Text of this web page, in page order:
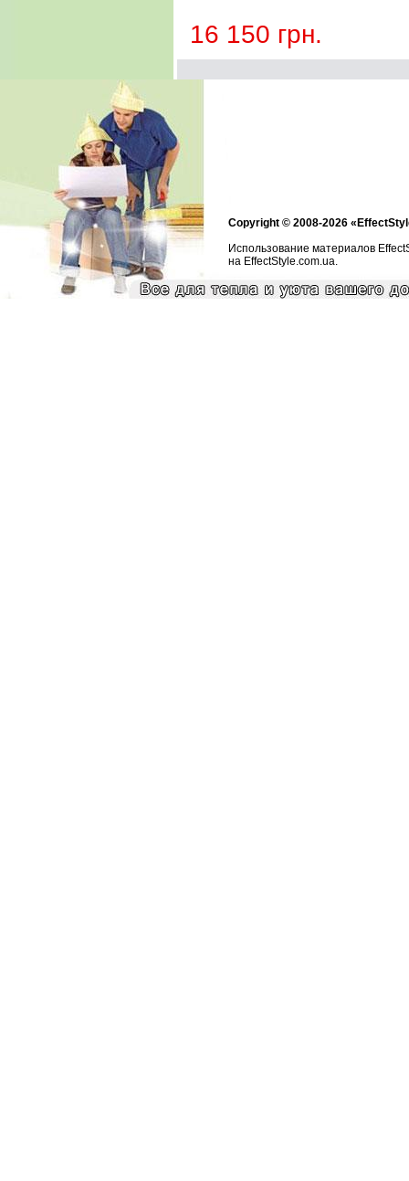
16 150 грн.
Copyright © 2008-2026
Использование материалов
на EffectStyle.com.ua.